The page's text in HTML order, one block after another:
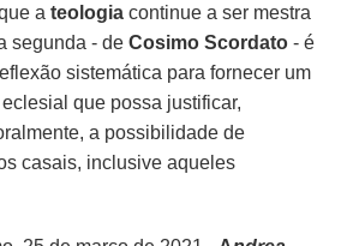
ateologia continue a ser mestra
segunda - deCosimo Scordato - é
sistemática para fornecer um
que possa justificar,
a possibilidade de
casais, inclusive aqueles